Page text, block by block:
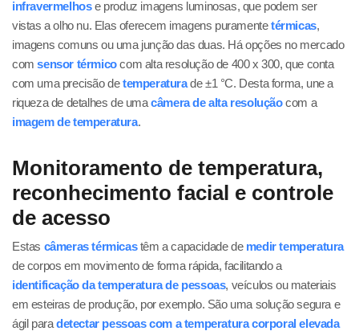
infravermelhose produz imagens luminosas, que podem ser
vistas a olho nu. Elas oferecem imagens puramente térmicas,
imagens comuns ou uma junção das duas. Há opções no mercado
comsensor térmicocom alta resolução de 400 x 300, que conta
com uma precisão detemperaturade ±1 °C. Desta forma, une a
riqueza de detalhes de umacâmera de alta resoluçãocom a
imagem de temperatura.
Monitoramento de temperatura,
reconhecimento facial e controle
de acesso
Estas câmeras térmicastêm a capacidade de medir temperatura
de corpos em movimento de forma rápida, facilitando a
identificação da temperatura de pessoas, veículos ou materiais
em esteiras de produção, por exemplo. São uma solução segura e
ágil paradetectar pessoas com a temperatura corporal elevada